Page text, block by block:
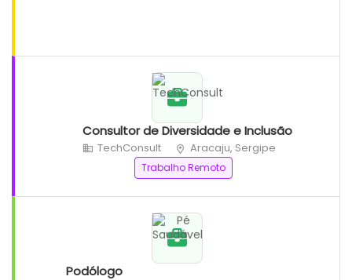
Consultor de Diversidade e Inclusão
TechConsult Aracaju, Sergipe
Trabalho Remoto
Podólogo